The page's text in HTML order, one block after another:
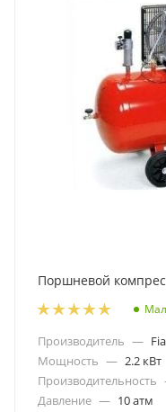
Поршневой
Производитель —
Мощность — 2.2 кВт
Производительность
Давление — 10 атм